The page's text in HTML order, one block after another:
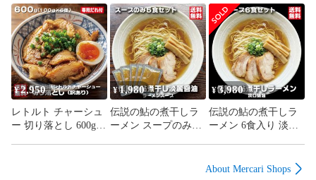
焼肉のたれ 麻辣醬 桃
香る 万能調味料
無添加 化学調味料不
使用 麻辣湯 中華料理
万能調味料 会津ブラ
ンド館 福島県産桃使
用
無添加 化学調味料不
使用 肉料理 万能だれ
福島県産桃使用 焼肉
野菜炒め タレ 会津ブ
ランド館
¥2,950
レトルト チャーシュ
ー 切り落とし 600g
¥1,980
伝説の鮎の煮干しラ
ーメン スープのみ5
¥3,980
伝説の鮎の煮干しラ
ーメン 6食入り 淡口
細麺 鮎煮干し香味油
About Mercari Shops